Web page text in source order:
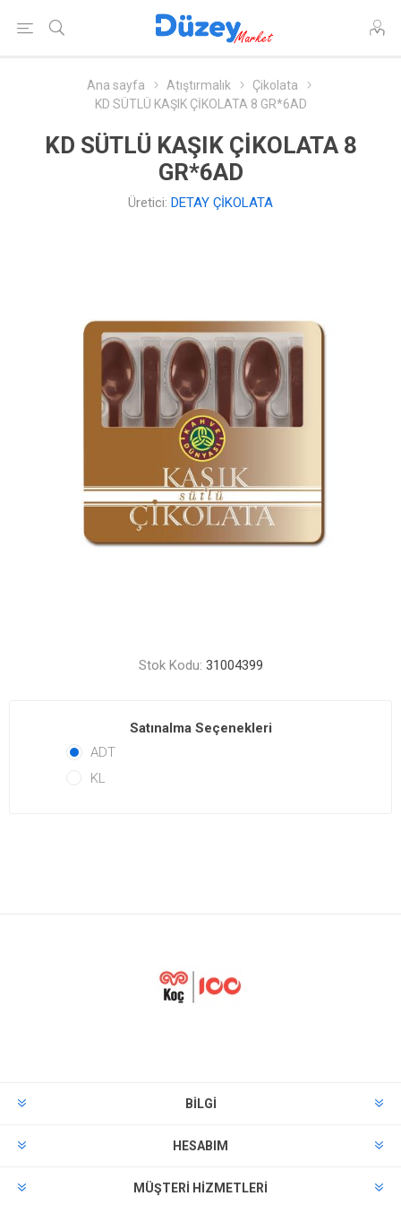
Ana sayfa Atıştırmalık
Çikolata
KD SÜTLÜ KAŞIK ÇİKOLATA 8 GR*6AD
KD SÜTLÜ KAŞIK ÇİKOLATA 8
GR*6AD
Üretici: DETAY ÇİKOLATA
Stok Kodu: 31004399
Satınalma Seçenekleri
ADT
KL
BILGI
HESABIM
MÜŞTERI HIZMETLERI